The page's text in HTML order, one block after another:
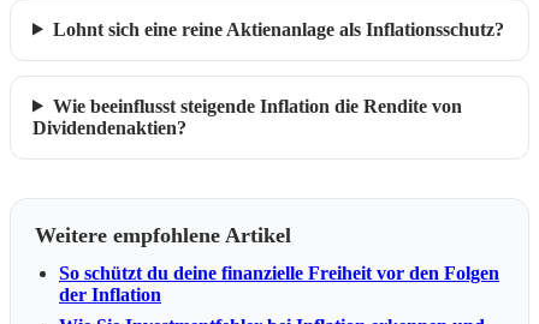
Lohnt sich eine reine Aktienanlage als Inflationsschutz?
Wie beeinflusst steigende Inflation die Rendite von
Dividendenaktien?
Weitere empfohlene Artikel
So schützt du deine finanzielle Freiheit vor den Folgen
der Inflation